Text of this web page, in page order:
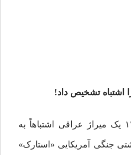
تشخیص داد!
۲۷ اردیبهشت ۱۳۶۶ یک میراژ عراقی اشتباهاً به
جنگی آمریکایی «استارک»